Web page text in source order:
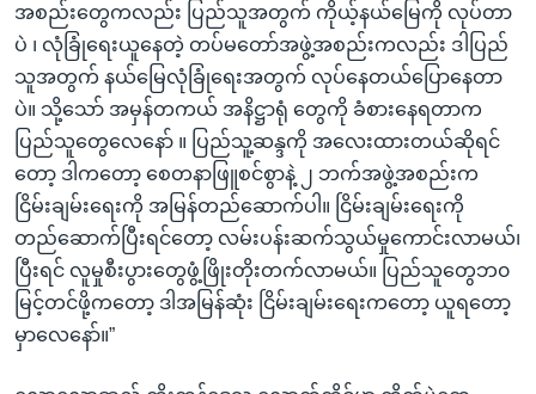
အစည်းတွေကလည်း ပြည်သူအတွက် ကိုယ့်နယ်မြေကို လုပ်တာ
ပဲ ၊ လုံခြုံရေးယူနေတဲ့ တပ်မတော်အဖွဲ့အစည်းကလည်း ဒါပြည်
သူအတွက် နယ်မြေလုံခြုံရေးအတွက် လုပ်နေတယ်ပြောနေတာ
ပဲ။ သို့သော် အမှန်တကယ် အနိဋ္ဌာရုံ တွေကို ခံစားနေရတာက
ပြည်သူတွေလေနော် ။ ပြည်သူ့ဆန္ဒကို အလေးထားတယ်ဆိုရင်
တော့ ဒါကတော့ စေတနာဖြူစင်စွာနဲ့ ၂ ဘက်အဖွဲ့အစည်းက
ငြိမ်းချမ်းရေးကို အမြန်တည်ဆောက်ပါ။ ငြိမ်းချမ်းရေးကို
တည်ဆောက်ပြီးရင်တော့ လမ်းပန်းဆက်သွယ်မှုကောင်းလာမယ်၊
ပြီးရင် လူမှုစီးပွားတွေဖွံ့ဖြိုးတိုးတက်လာမယ်။ ပြည်သူတွေဘ၀
မြင့်တင်ဖို့ကတော့ ဒါအမြန်ဆုံး ငြိမ်းချမ်းရေးကတော့ ယူရတော့
မှာလေနော်။”